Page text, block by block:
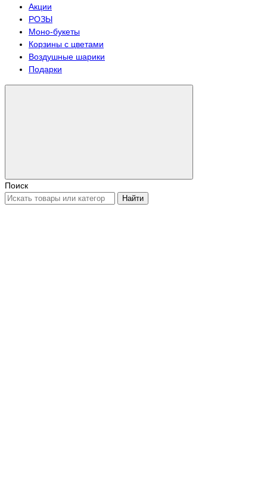
Акции
РОЗЫ
Моно-букеты
Корзины с цветами
Воздушные шарики
Подарки
Поиск
Найти